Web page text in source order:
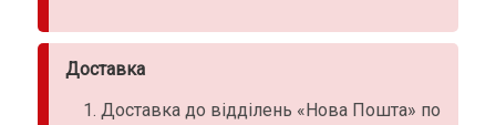
Доставка
Доставка до відділень «Нова Пошта» по